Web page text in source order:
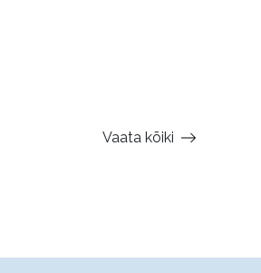
Vaata kõiki